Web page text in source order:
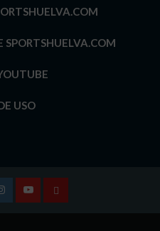
SPORTSHUELVA.COM
USO
InstagramYoutubeTÉRMINOS